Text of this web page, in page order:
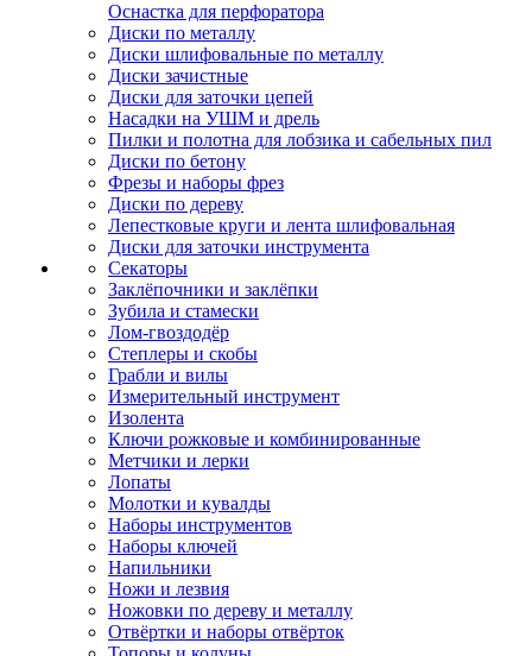
Оснастка для перфоратора
Диски по металлу
Диски шлифовальные по металлу
Диски зачистные
Диски для заточки цепей
Насадки на УШМ и дрель
Пилки и полотна для лобзика и сабельных пил
Диски по бетону
Фрезы и наборы фрез
Диски по дереву
Лепестковые круги и лента шлифовальная
Диски для заточки инструмента
Секаторы
Заклёпочники и заклёпки
Зубила и стамески
Лом-гвоздодёр
Степлеры и скобы
Грабли и вилы
Измерительный инструмент
Изолента
Ключи рожковые и комбинированные
Метчики и лерки
Лопаты
Молотки и кувалды
Наборы инструментов
Наборы ключей
Напильники
Ножи и лезвия
Ножовки по дереву и металлу
Отвёртки и наборы отвёрток